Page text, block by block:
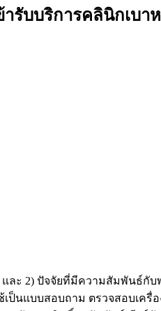
บบริการคลินิกเบา
ละ 2) ปัจจัยที่มีความสัมพันธ์กั
เป็นแบบสอบถาม ตรวจสอบเค